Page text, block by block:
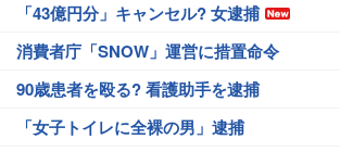
「43億円分」キャンセル? 女逮捕
消費者庁「SNOW」運営に措置命令
90歳患者を殴る? 看護助手を逮捕
「女子トイレに全裸の男」逮捕